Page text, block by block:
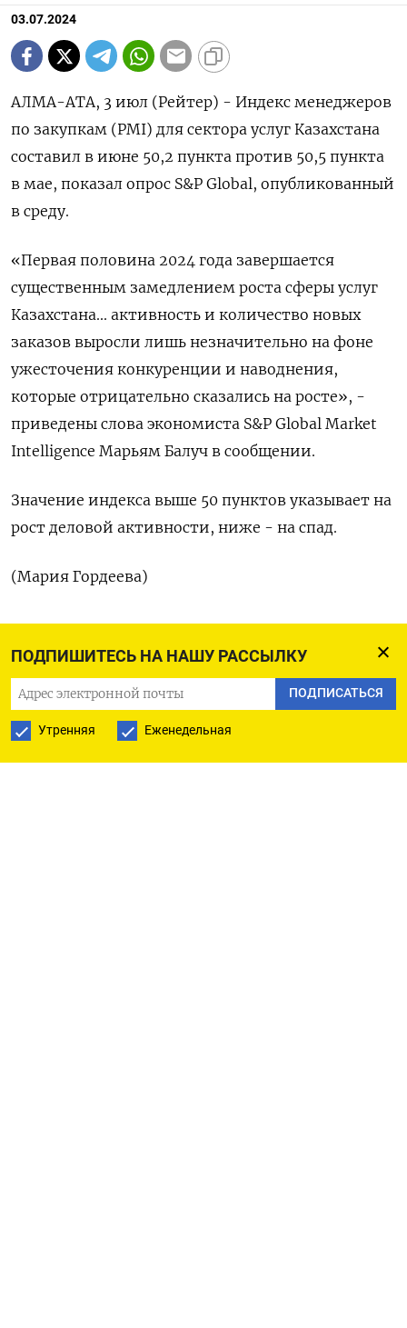
ПОДПИШИТЕСЬ НА НАШУ РАССЫЛКУ
ПОДПИСАТЬСЯ
Утренняя Еженедельная
03.07.2024
АЛМА-АТА, 3 июл (Рейтер) - Индекс менеджеров
по закупкам (PMI) для сектора услуг Казахстана
составил в июне 50,2 пункта против 50,5 пункта
в мае, показал опрос S&P Global, опубликованный
в среду.
«Первая половина 2024 года завершается
существенным замедлением роста сферы услуг
Казахстана... активность и количество новых
заказов выросли лишь незначительно на фоне
ужесточения конкуренции и наводнения,
которые отрицательно сказались на росте», -
приведены слова экономиста S&P Global Market
Intelligence Марьям Балуч в сообщении.
Значение индекса выше 50 пунктов указывает на
рост деловой активности, ниже - на спад.
(Мария Гордеева)
ПОДПИСАТЬСЯ НА ТЕЛЕГРАМ
ПОДПИСАТЬСЯ В GOOGLE